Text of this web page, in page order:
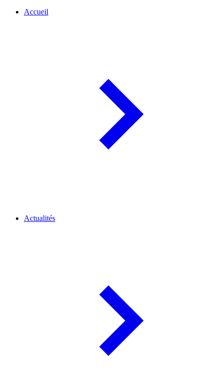
Accueil
Actualités